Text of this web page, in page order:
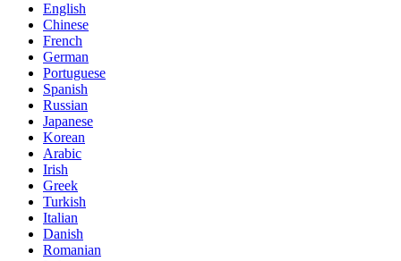
English
Chinese
French
German
Portuguese
Spanish
Russian
Japanese
Korean
Arabic
Irish
Greek
Turkish
Italian
Danish
Romanian